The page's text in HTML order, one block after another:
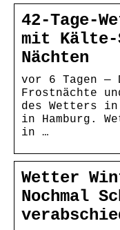
42-Tage-
mit Kälte-
Nächten
vor 6 Tagen —
Frostnächte
des Wetters in
in Hamburg.
in …
Wetter
Nochmal